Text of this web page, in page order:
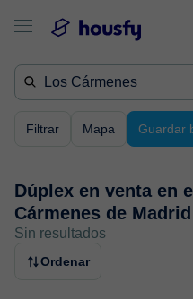
Filtrar Mapa Guardar
Dúplex en venta en
Cármenes de Madrid
Sin resultados
Ordenar